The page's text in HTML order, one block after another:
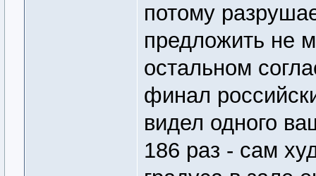
потому
предложить не
остальном
финал
видел одного
186 раз - сам